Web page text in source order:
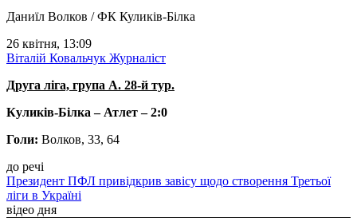
Даниїл Волков / ФК Куликів-Білка
26 квітня, 13:09
Віталій Ковальчук Журналіст
Друга ліга, група А. 28-й тур.
Куликів-Білка –Атлет – 2:0
Голи: Волков, 33, 64
до речі
Президент ПФЛ привідкрив завісу щодо створення Третьої
ліги в Україні
відео дня